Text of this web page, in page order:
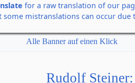
for a raw translation of our
some mistranslations can occur
Alle Banner auf einen Klick
Rudolf